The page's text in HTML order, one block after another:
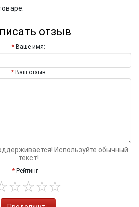
отзыв
Ваше имя:
Ваш отзыв
Используйте обычный
текст!
Рейтинг